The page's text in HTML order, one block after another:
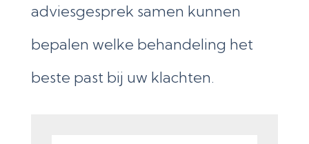
adviesgesprek samen kunnen
bepalen welke behandeling het
beste past bij uw klachten.